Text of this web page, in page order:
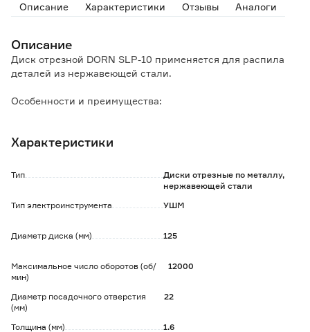
Описание Характеристики Отзывы Аналоги
Описание
Диск отрезной DORN SLP-10 применяется для распила
деталей из нержавеющей стали.
Особенности и преимущества:
делать аккуратные и тонкие резы.
Характеристики
Тип
Диски отрезные по металлу,
нержавеющей стали
Тип электроинструмента
УШМ
Диаметр диска (мм) 125
Максимальное число оборотов (об/
мин)
12000
Диаметр посадочного отверстия
(мм)
22
Толщина (мм) 1.6